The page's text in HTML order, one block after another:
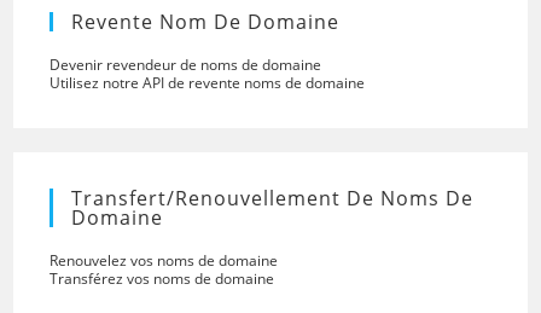
Revente Nom De Domaine
Devenir revendeur de noms de domaine
Utilisez notre API de revente noms de domaine
Transfert/renouvellement De Noms De
Domaine
Renouvelez vos noms de domaine
Transférez vos noms de domaine